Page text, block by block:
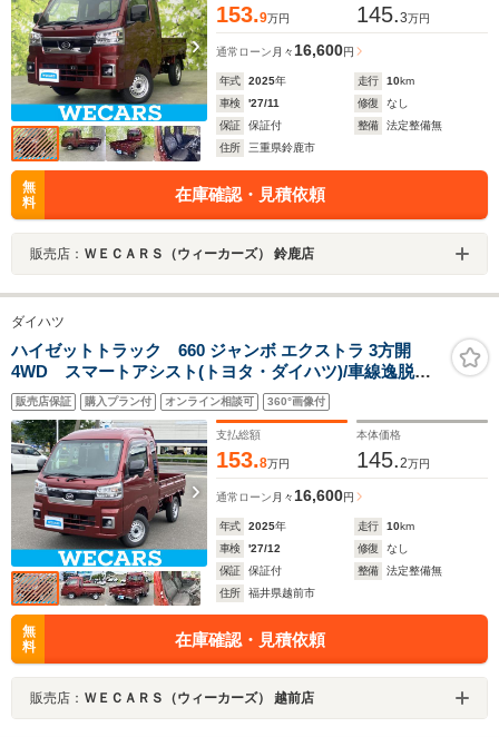
153.9万円 145.3万円
通常ローン 月々 16,600円
年式 2025年 走行 10km
車検
'27/11 修復
なし
保証
保証付 整備
法定整備無
住所
三重県鈴鹿市
無
料
在庫確認・見積依頼
販売店： ＷＥＣＡＲＳ（ウィーカーズ） 鈴鹿店
ダイハツ
ハイゼットトラック 660 ジャンボ エクストラ 3方開
4WD スマートアシスト(トヨタ・ダイハツ)/車線逸脱防
止支援システム/ヘッドランプ LED/ABS/横滑り防止装置/
アイドリングストップ/パワーウインドウ/エンジンスター
トボタン/キーフリーシステム
販売店保証 購入プラン付 オンライン相談可 360°画像付
支払総額
153.8万円
本体価格
145.2万円
通常ローン 月々 16,600円
年式 2025年 走行 10km
車検
'27/12 修復
なし
保証
保証付 整備
法定整備無
住所
福井県越前市
無
料
在庫確認・見積依頼
販売店： ＷＥＣＡＲＳ（ウィーカーズ） 越前店